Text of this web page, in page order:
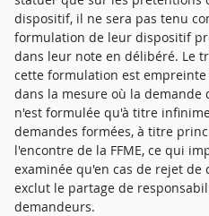
dispositif, il ne sera pas tenu
formulation de leur dispositif
dans leur note en délibéré. Le
cette formulation est
dans la mesure où la demande
n'est formulée qu'à titre
demandes formées, à titre
l'encontre de la FFME, ce qui
examinée qu'en cas de rejet
exclut le partage de
demandeurs.